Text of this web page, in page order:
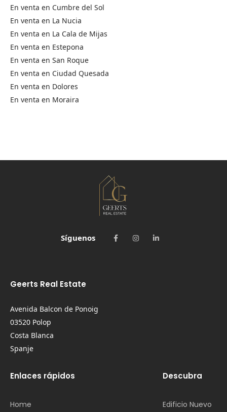
En venta en Cumbre del Sol
En venta en La Nucia
En venta en La Cala de Mijas
En venta en Estepona
En venta en San Roque
En venta en Ciudad Quesada
En venta en Dolores
En venta en Moraira
Síguenos
Geerts Real Estate
Avenida Balcon de Ponoig
03520 Polop
Costa Blanca
Spanje
Enlaces rápidos
Home
Descubra
Edificio Nuevo